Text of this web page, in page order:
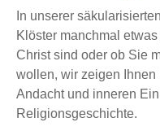
In unserer
Klöster manchmal
Christ sind oder ob Sie
wollen, wir zeigen
Andacht und inneren
Religionsgeschichte.